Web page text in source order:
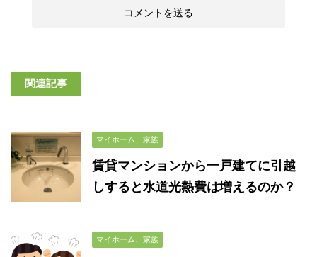
関連記事
マイホーム、家族
賃貸マンションから一戸建てに引越
しすると水道光熱費は増えるのか？
マイホーム、家族